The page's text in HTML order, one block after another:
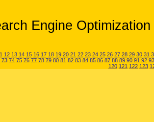
Engine
12 13 14 15 16 17 18 19 20 21 22 23 24 25 26 27 28 29 30 31
73 74 75 76 77 78 79 80 81 82 83 84 85 86 87 88 89 90 91 92 93
120 121 122 123